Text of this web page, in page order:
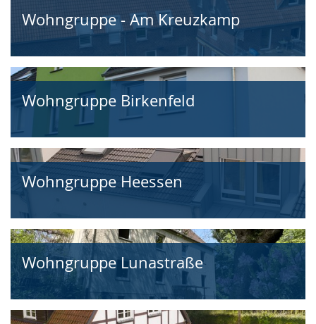
Wohngruppe - Am Kreuzkamp
Wohngruppe Birkenfeld
Wohngruppe Heessen
Wohngruppe Lunastraße